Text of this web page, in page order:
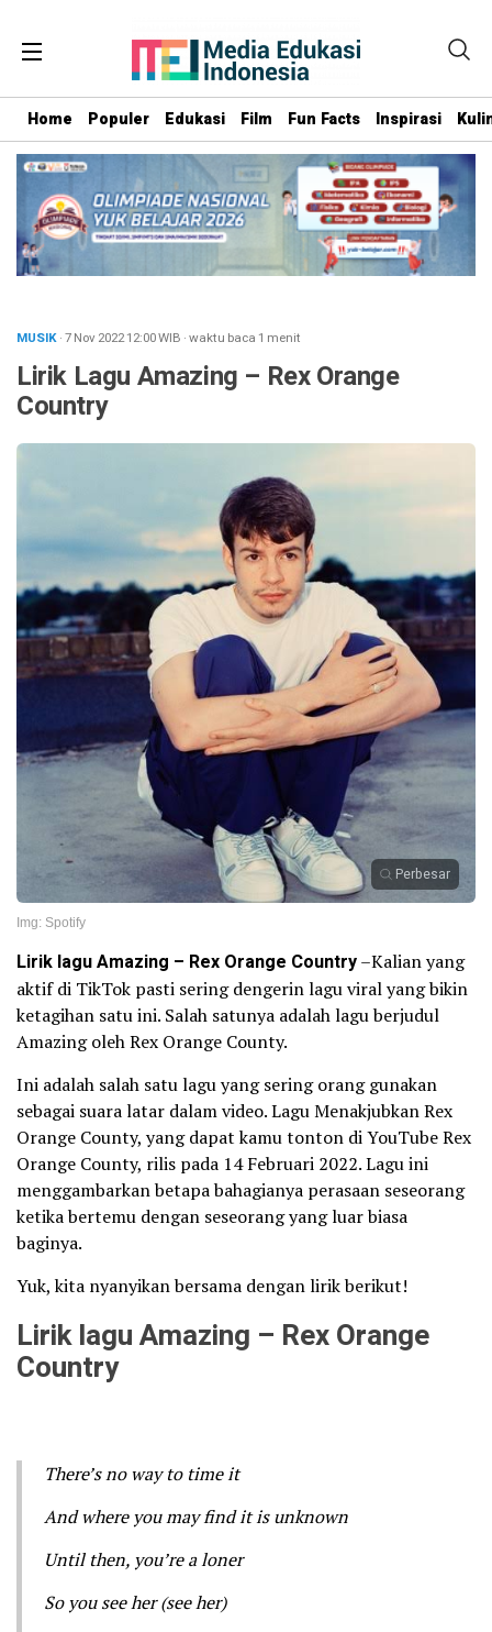
Home Populer Edukasi Film Fun Facts Inspirasi
MUSIK· 7 Nov 202212:00WIB ·waktu baca 1 menit
Lirik Lagu Amazing – Rex Orange
Country
Perbesar
Img: Spotify
Lirik lagu Amazing – Rex Orange Country–Kalian yang
aktif di TikTok pasti sering dengerin lagu viral yang bikin
ketagihan satu ini. Salah satunya adalah lagu berjudul
Amazing oleh Rex Orange County.
Ini adalah salah satu lagu yang sering orang gunakan
sebagai suara latar dalam video. Lagu Menakjubkan Rex
Orange County, yang dapat kamu tonton di YouTube Rex
Orange County, rilis pada 14 Februari 2022. Lagu ini
menggambarkan betapa bahagianya perasaan seseorang
ketika bertemu dengan seseorang yang luar biasa
baginya.
Yuk, kita nyanyikan bersama dengan lirik berikut!
Lirik lagu Amazing – Rex Orange
Country
There’s no way to time it
And where you may find it is unknown
Until then, you’re a loner
So you see her (see her)